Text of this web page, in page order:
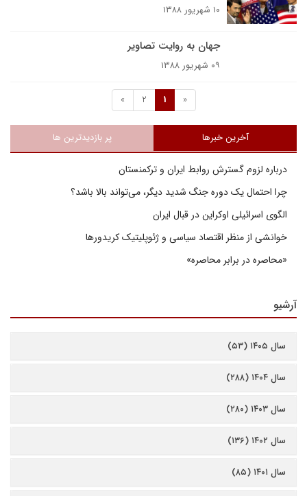
۱۰ شهریور ۱۳۸۸
جهان به روایت تصاویر
۰۹ شهریور ۱۳۸۸
«
1
2
»
آخرین خبرها پر بازدیدترین ها
درباره لزوم گسترش روابط ایران و ترکمنستان
چرا احتمال یک دوره جنگ شدید دیگر، می‌تواند بالا باشد؟
الگوی اسرائیلی اوکراین در قبال ایران
خوانشی از منظر اقتصاد سیاسی و ژئوپلیتیک کریدورها
«محاصره در برابر محاصره»
آرشیو
سال ۱۴۰۵ (۵۳)
سال ۱۴۰۴ (۲۸۸)
سال ۱۴۰۳ (۲۸۰)
سال ۱۴۰۲ (۱۳۶)
سال ۱۴۰۱ (۸۵)